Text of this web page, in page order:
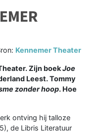
Kennemer Theater
Zijn boekJoe
Leest. Tommy
zonder hoop. Hoe
ontving hij talloze
de Libris Literatuur